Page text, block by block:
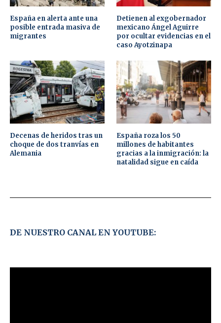
España en alerta ante una
posible entrada masiva de
migrantes
Detienen al exgobernador
mexicano Ángel Aguirre
por ocultar evidencias en el
caso Ayotzinapa
Decenas de heridos tras un
choque de dos tranvías en
Alemania
España roza los 50
millones de habitantes
gracias a la inmigración: la
natalidad sigue en caída
DE NUESTRO CANAL EN YOUTUBE: